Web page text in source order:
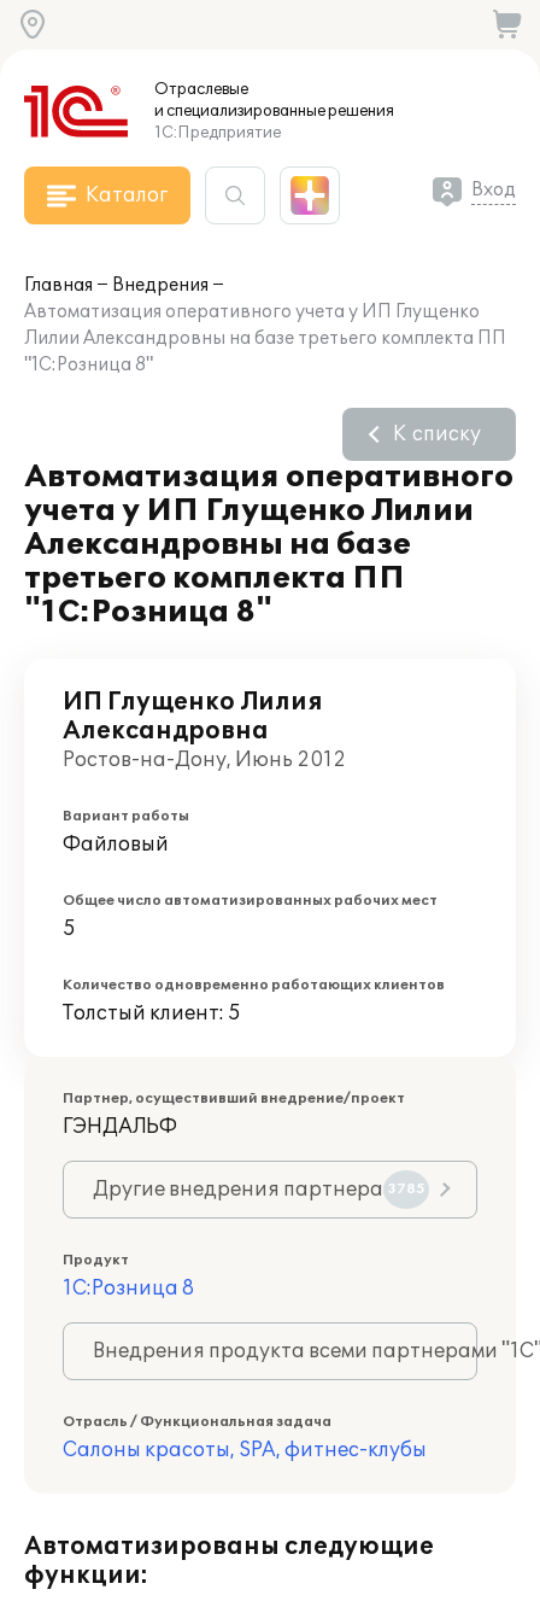
Отраслевые
и специализированныерешения
1С:Предприятие
Каталог Вход
Главная
Внедрения
Автоматизация оперативного учета у ИП Глущенко
Лилии Александровны на базе третьего комплекта ПП
"1С:Розница 8"
Автоматизация оперативного
учета у ИП Глущенко Лилии
Александровны на базе
третьего комплекта ПП
"1С:Розница 8"
К списку
ИП Глущенко Лилия
Александровна
Ростов-на-Дону, Июнь 2012
Вариант работы
Файловый
Общее число автоматизированных рабочих мест
5
Количество одновременно работающих клиентов
Толстый клиент: 5
Партнер, осуществивший внедрение/проект
ГЭНДАЛЬФ
Другие внедрения партнера 3785
Продукт
1С:Розница 8
Внедрения продукта всеми партнерами
Отрасль / Функциональная задача
Салоны красоты, SPA, фитнес-клубы
Автоматизированы следующие
функции: